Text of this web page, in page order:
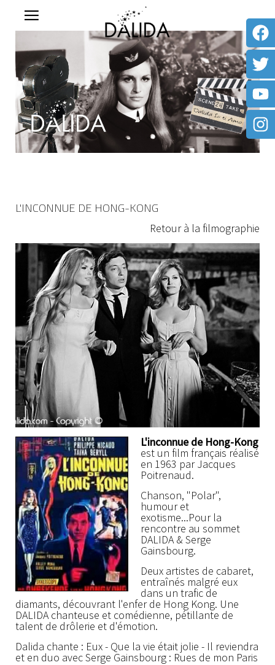
L'INCONNUE DE HONG-KONG
Retour à la filmographie
L'inconnue de Hong-Kong
est un film français réalisé
en 1963 par Jacques
Poitrenaud.
Chanson, "Polar",
humour et
exotisme...Pour la
rencontre au sommet
DALIDA & Serge
Gainsbourg.
Deux artistes de cabaret,
entraînés malgré eux
dans un trafic de
diamants, découvrant l'enfer de Hong Kong. Une
DALIDA chanteuse et comédienne, pétillante de
talent de drôlerie et d'émotion.
Dalida chante : Eux - Que la vie était jolie - Il reviendra
et en duo avec Serge Gainsbourg : Rues de mon Paris